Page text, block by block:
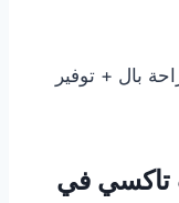
بال + توفير
تاكسي في